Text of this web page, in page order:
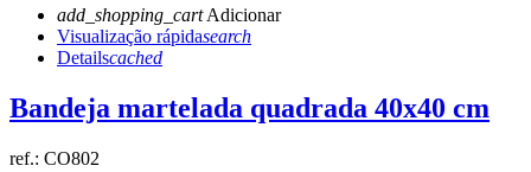
add_shopping_cartAdicionar
Visualização rápidasearch
Detailscached
Bandeja martelada quadrada 40x40 cm
ref.: CO802